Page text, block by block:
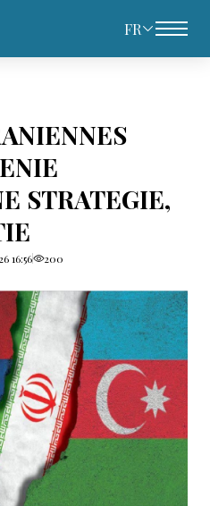
FR
STRATEGIE,
16:56 200